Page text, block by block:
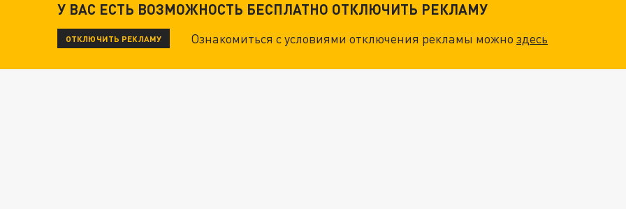
У ВАС ЕСТЬ ВОЗМОЖНОСТЬ БЕСПЛАТНО ОТКЛЮЧИТЬ РЕКЛАМУ
ОТКЛЮЧИТЬ РЕКЛАМУ Ознакомиться с условиями отключения рекламы можноздесь